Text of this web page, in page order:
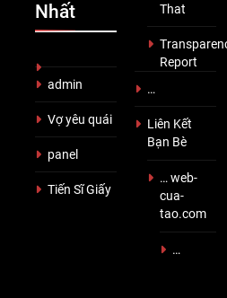
Nhất
admin
Vợ yêu quái
panel
Tiến Sĩ Giấy
That
Report
…
Liên Kết
Bạn Bè
… web-
cua-
tao.com
…